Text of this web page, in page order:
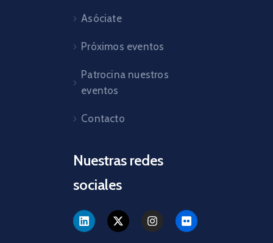
Asóciate
Próximos eventos
Patrocina nuestros
eventos
Contacto
Nuestras redes
sociales